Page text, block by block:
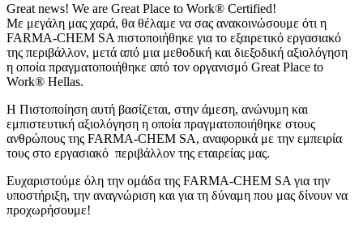
Great news! We are Great Place to Work® Certified!
Με μεγάλη μας χαρά, θα θέλαμε να σας ανακοινώσουμε ότι η
FARMA-CHEM SA πιστοποιήθηκε για το εξαιρετικό εργασιακό
της περιβάλλον, μετά από μια μεθοδική και διεξοδική αξιολόγηση
η οποία πραγματοποιήθηκε από τον οργανισμό Great Place to
Work® Hellas.
Η Πιστοποίηση αυτή βασίζεται, στην άμεση, ανώνυμη και
εμπιστευτική αξιολόγηση η οποία πραγματοποιήθηκε στους
ανθρώπους της FARMA-CHEM SA, αναφορικά με την εμπειρία
τους στο εργασιακό περιβάλλον της εταιρείας μας.
Ευχαριστούμε όλη την ομάδα της FARMA-CHEM SA για την
υποστήριξη, την αναγνώριση και για τη δύναμη που μας δίνουν να
προχωρήσουμε!